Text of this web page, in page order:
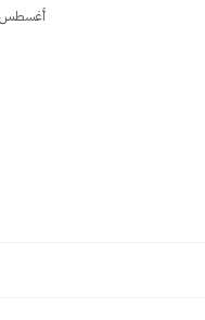
أغسطس 6, 2026